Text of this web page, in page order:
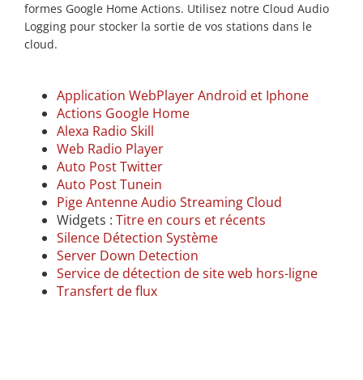
formes Google Home Actions. Utilisez notre Cloud Audio
Logging pour stocker la sortie de vos stations dans le
cloud.
Application WebPlayer Android et Iphone
Actions Google Home
Alexa Radio Skill
Web Radio Player
Auto Post Twitter
Auto Post Tunein
Pige Antenne Audio Streaming Cloud
Widgets : Titre en cours et récents
Silence Détection Système
Server Down Detection
Service de détection de site web hors-ligne
Transfert de flux